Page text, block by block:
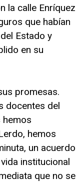
la calle Enríquez
que habían
Estado y
en su
promesas.
docentes del
hemos
hemos
un acuerdo
institucional
que no se